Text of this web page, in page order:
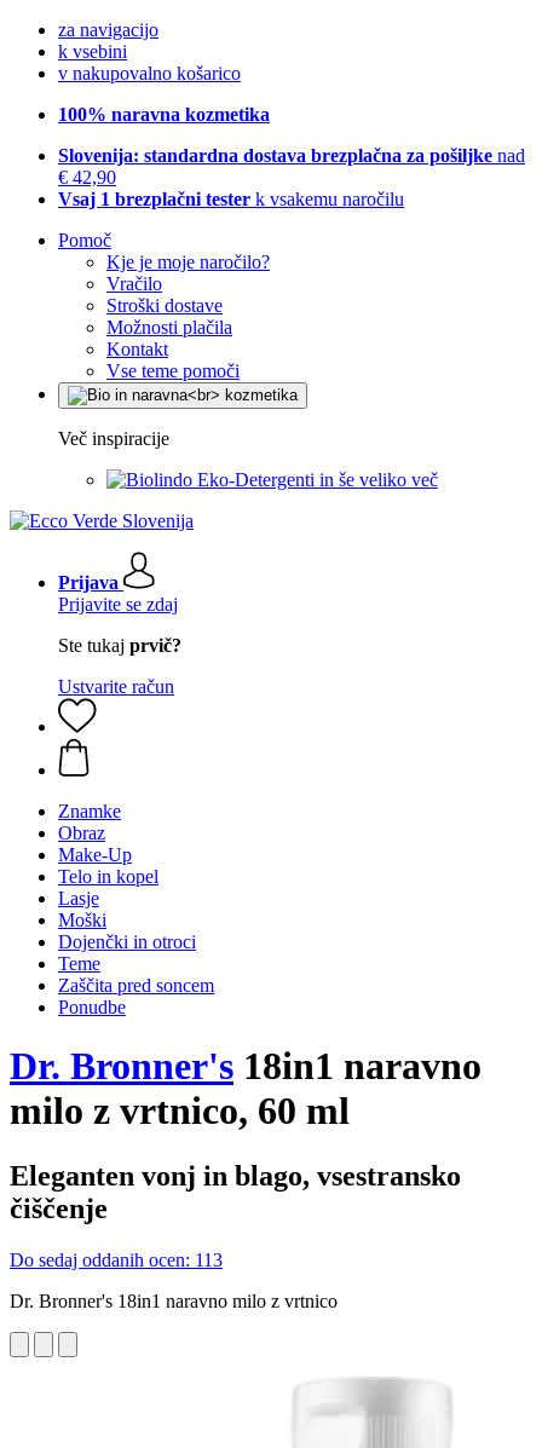
za navigacijo
k vsebini
v nakupovalno košarico
100% naravna kozmetika
Slovenija: standardna dostava brezplačna za pošiljke nad
€ 42,90
Vsaj 1 brezplačni tester k vsakemu naročilu
Pomoč
Kje je moje naročilo?
Vračilo
Stroški dostave
Možnosti plačila
Kontakt
Vse teme pomoči
Več inspiracije
Eko-Detergenti in še veliko več
Prijava
Prijavite se zdaj
Ste tukaj prvič?
Ustvarite račun
Znamke
Obraz
Make-Up
Telo in kopel
Lasje
Moški
Dojenčki in otroci
Teme
Zaščita pred soncem
Ponudbe
Dr. Bronner's 18in1 naravno
milo z vrtnico, 60 ml
Eleganten vonj in blago, vsestransko
čiščenje
Do sedaj oddanih ocen: 113
Dr. Bronner's 18in1 naravno milo z vrtnico